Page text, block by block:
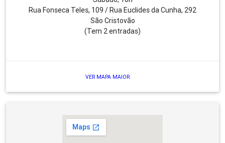
Rua Fonseca Teles, 109 / Rua Euclides da Cunha, 292
São Cristovão
(Tem 2 entradas)
VER MAPA MAIOR